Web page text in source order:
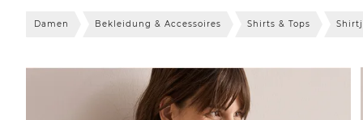
Damen Bekleidung & Accessoires Shirts & Tops